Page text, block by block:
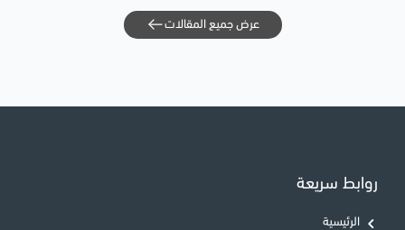
عرض جميع المقالات
روابط سريعة
الرئيسية